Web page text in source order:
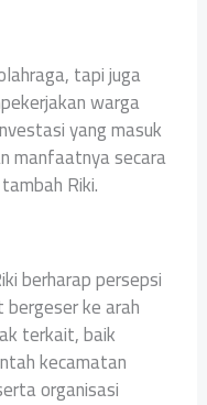
tapi juga
warga
yang masuk
manfaatnya secara
Riki.
berharap persepsi
ke arah
terkait, baik
kecamatan
organisasi